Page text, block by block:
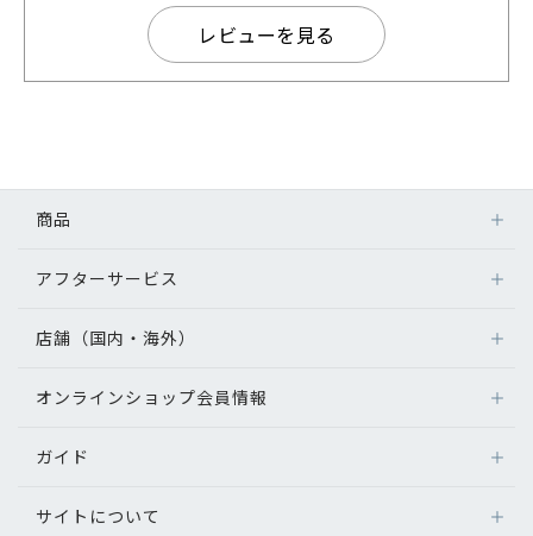
レビューを見る
商品
アフターサービス
店舗（国内・海外）
オンラインショップ会員情報
ガイド
サイトについて